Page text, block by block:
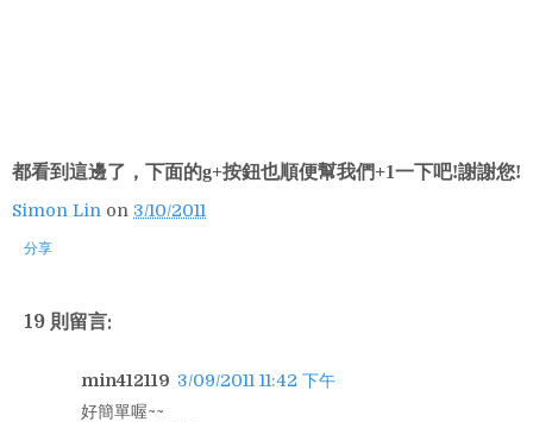
都看到這邊了，下面的g+按鈕也順便幫我們+1一下吧!謝謝您!
Simon Lin on 3/10/2011
分享
19 則留言:
min412119 3/09/2011 11:42 下午
好簡單喔~~